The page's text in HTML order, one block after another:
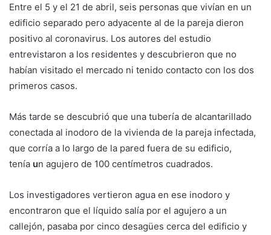
Entre el 5 y el 21 de abril, seis personas que vivían en un
edificio separado pero adyacente al de la pareja dieron
positivo al coronavirus. Los autores del estudio
entrevistaron a los residentes y descubrieron que no
habían visitado el mercado ni tenido contacto con los dos
primeros casos.
Más tarde se descubrió que una tubería de alcantarillado
conectada al inodoro de la vivienda de la pareja infectada,
que corría a lo largo de la pared fuera de su edificio,
tenía un agujero de 100 centímetros cuadrados.
Los investigadores vertieron agua en ese inodoro y
encontraron que el líquido salía por el agujero a un
callejón, pasaba por cinco desagües cerca del edificio y